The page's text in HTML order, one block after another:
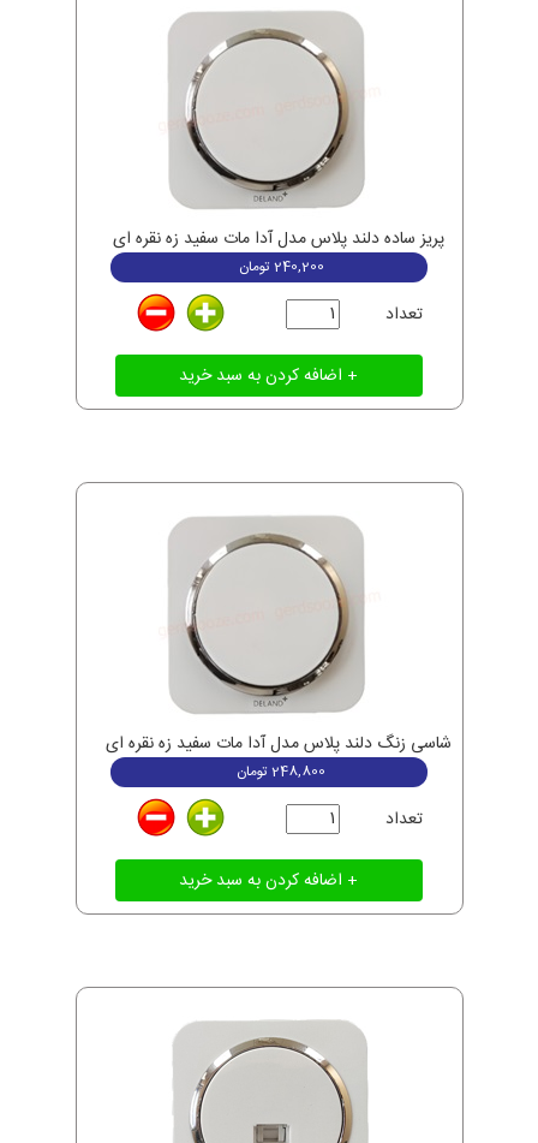
پریز ساده دلند پلاس مدل آدا مات سفید زه نقره ای
240,200 تومان
تعداد
شاسی زنگ دلند پلاس مدل آدا مات سفید زه نقره ای
248,800 تومان
تعداد